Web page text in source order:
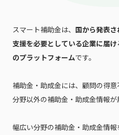
スマート補助金は、 国から発表
支援を必要としている企業に届
のプラットフォームです。
補助金・助成金には、顧問の得
分野以外の補助金・助成金情報が
幅広い分野の補助金・助成金情報